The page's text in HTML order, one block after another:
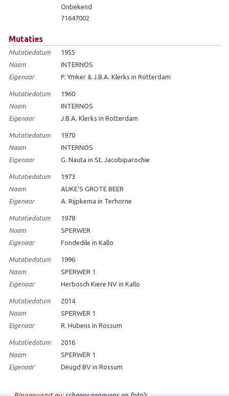
Onbekend
71647002
Mutaties
Mutatiedatum
1955
Naam
INTERNOS
Eigenaar
P. Ymker & J.B.A. Klerks in Rotterdam
Mutatiedatum
1960
Naam
INTERNOS
Eigenaar
J.B.A. Klerks in Rotterdam
Mutatiedatum
1970
Naam
INTERNOS
Eigenaar
G. Nauta in St. Jacobiparochie
Mutatiedatum
1973
Naam
AUKE'S GROTE BEER
Eigenaar
A. Rijpkema in Terhorne
Mutatiedatum
1978
Naam
SPERWER
Eigenaar
Fondedile in Kallo
Mutatiedatum
1996
Naam
SPERWER 1
Eigenaar
Herbosch Kiere NV in Kallo
Mutatiedatum
2014
Naam
SPERWER 1
Eigenaar
R. Hubens in Rossum
Mutatiedatum
2016
Naam
SPERWER 1
Eigenaar
Deugd BV in Rossum